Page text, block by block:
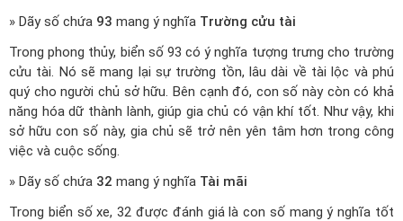
» Dãy số chứa 93 mang ý nghĩa Trường cửu tài
Trong phong thủy, biển số 93 có ý nghĩa tượng trưng cho trường
cửu tài. Nó sẽ mang lại sự trường tồn, lâu dài về tài lộc và phú
quý cho người chủ sở hữu. Bên cạnh đó, con số này còn có khả
năng hóa dữ thành lành, giúp gia chủ có vận khí tốt. Như vậy, khi
sở hữu con số này, gia chủ sẽ trở nên yên tâm hơn trong công
việc và cuộc sống.
» Dãy số chứa 32 mang ý nghĩa Tài mãi
Trong biển số xe, 32 được đánh giá là con số mang ý nghĩa tốt